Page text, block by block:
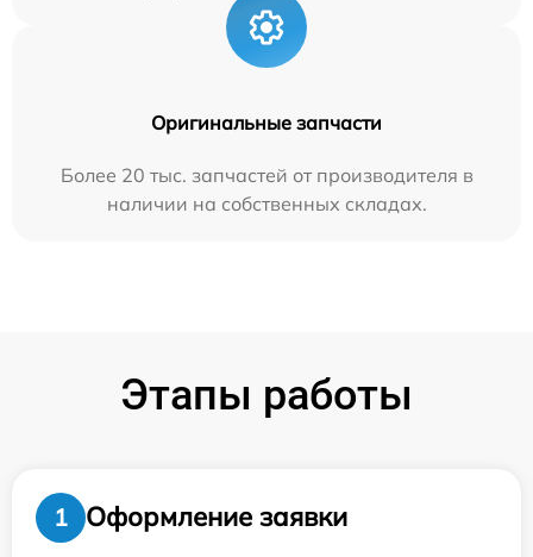
Оригинальные запчасти
Более 20 тыс. запчастей от производителя в
наличии на собственных складах.
Этапы работы
1
Оформление заявки